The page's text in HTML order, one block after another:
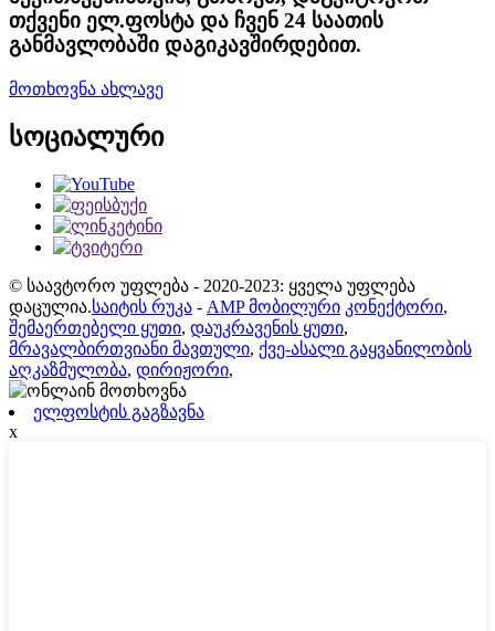
თქვენი ელ.ფოსტა და ჩვენ 24 საათის
განმავლობაში დაგიკავშირდებით.
მოთხოვნა ახლავე
სოციალური
© საავტორო უფლება - 2020-2023: ყველა უფლება
დაცულია.საიტის რუკა - AMP მობილური კონექტორი,
შემაერთებელი ყუთი, დაუკრავენის ყუთი,
მრავალბირთვიანი მავთული, ქვე-ასალი გაყვანილობის
აღკაზმულობა, დირიჟორი,
ელფოსტის გაგზავნა
x